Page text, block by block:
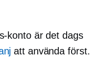
konto är det dags
att använda först.